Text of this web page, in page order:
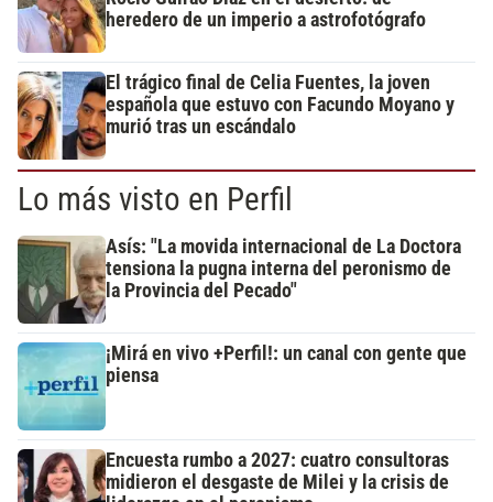
heredero de un imperio a astrofotógrafo
El trágico final de Celia Fuentes, la joven
española que estuvo con Facundo Moyano y
murió tras un escándalo
Lo más visto en Perfil
Asís: "La movida internacional de La Doctora
tensiona la pugna interna del peronismo de
la Provincia del Pecado"
¡Mirá en vivo +Perfil!: un canal con gente que
piensa
Encuesta rumbo a 2027: cuatro consultoras
midieron el desgaste de Milei y la crisis de